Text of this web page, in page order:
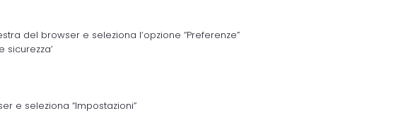
del browser e seleziona l’opzione “Preferenze”
sicurezza’
e seleziona “Impostazioni”